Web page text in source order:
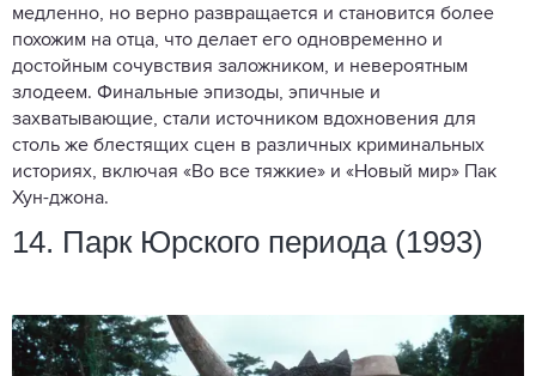
медленно, но верно развращается и становится более
похожим на отца, что делает его одновременно и
достойным сочувствия заложником, и невероятным
злодеем. Финальные эпизоды, эпичные и
захватывающие, стали источником вдохновения для
столь же блестящих сцен в различных криминальных
историях, включая «Во все тяжкие» и «Новый мир» Пак
Хун-джона.
14. Парк Юрского периода (1993)